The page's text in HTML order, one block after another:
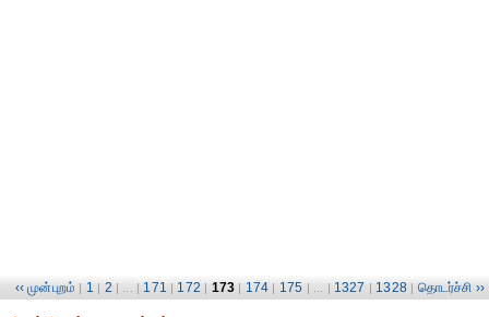
‹‹ முன்புறம் | 1 | 2 | ... | 171 | 172 | 173 | 174 | 175 | ... | 1327 | 1328 | தொடர்ச்சி ››